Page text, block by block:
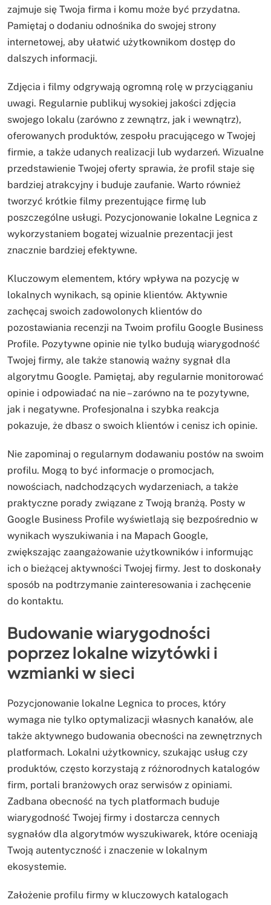
zajmuje się Twoja firma i komu może być przydatna.
Pamiętaj o dodaniu odnośnika do swojej strony
internetowej, aby ułatwić użytkownikom dostęp do
dalszych informacji.
Zdjęcia i filmy odgrywają ogromną rolę w przyciąganiu
uwagi. Regularnie publikuj wysokiej jakości zdjęcia
swojego lokalu (zarówno z zewnątrz, jak i wewnątrz),
oferowanych produktów, zespołu pracującego w Twojej
firmie, a także udanych realizacji lub wydarzeń. Wizualne
przedstawienie Twojej oferty sprawia, że profil staje się
bardziej atrakcyjny i buduje zaufanie. Warto również
tworzyć krótkie filmy prezentujące firmę lub
poszczególne usługi. Pozycjonowanie lokalne Legnica z
wykorzystaniem bogatej wizualnie prezentacji jest
znacznie bardziej efektywne.
Kluczowym elementem, który wpływa na pozycję w
lokalnych wynikach, są opinie klientów. Aktywnie
zachęcaj swoich zadowolonych klientów do
pozostawiania recenzji na Twoim profilu Google Business
Profile. Pozytywne opinie nie tylko budują wiarygodność
Twojej firmy, ale także stanowią ważny sygnał dla
algorytmu Google. Pamiętaj, aby regularnie monitorować
opinie i odpowiadać na nie – zarówno na te pozytywne,
jak i negatywne. Profesjonalna i szybka reakcja
pokazuje, że dbasz o swoich klientów i cenisz ich opinie.
Nie zapominaj o regularnym dodawaniu postów na swoim
profilu. Mogą to być informacje o promocjach,
nowościach, nadchodzących wydarzeniach, a także
praktyczne porady związane z Twoją branżą. Posty w
Google Business Profile wyświetlają się bezpośrednio w
wynikach wyszukiwania i na Mapach Google,
zwiększając zaangażowanie użytkowników i informując
ich o bieżącej aktywności Twojej firmy. Jest to doskonały
sposób na podtrzymanie zainteresowania i zachęcenie
do kontaktu.
Budowanie wiarygodności
poprzez lokalne wizytówki i
wzmianki w sieci
Pozycjonowanie lokalne Legnica to proces, który
wymaga nie tylko optymalizacji własnych kanałów, ale
także aktywnego budowania obecności na zewnętrznych
platformach. Lokalni użytkownicy, szukając usług czy
produktów, często korzystają z różnorodnych katalogów
firm, portali branżowych oraz serwisów z opiniami.
Zadbana obecność na tych platformach buduje
wiarygodność Twojej firmy i dostarcza cennych
sygnałów dla algorytmów wyszukiwarek, które oceniają
Twoją autentyczność i znaczenie w lokalnym
ekosystemie.
Założenie profilu firmy w kluczowych katalogach